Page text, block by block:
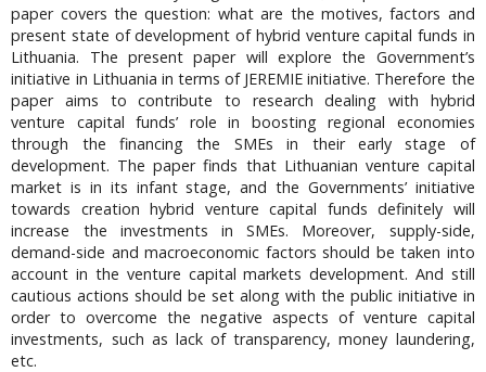
paper covers the question: what are the motives, factors and
present state of development of hybrid venture capital funds in
Lithuania. The present paper will explore the Government’s
initiative in Lithuania in terms of JEREMIE initiative. Therefore the
paper aims to contribute to research dealing with hybrid
venture capital funds’ role in boosting regional economies
through the financing the SMEs in their early stage of
development. The paper finds that Lithuanian venture capital
market is in its infant stage, and the Governments’ initiative
towards creation hybrid venture capital funds definitely will
increase the investments in SMEs. Moreover, supply-side,
demand-side and macroeconomic factors should be taken into
account in the venture capital markets development. And still
cautious actions should be set along with the public initiative in
order to overcome the negative aspects of venture capital
investments, such as lack of transparency, money laundering,
etc.